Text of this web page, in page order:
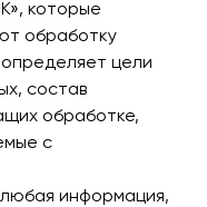
которые
обработку
цели
состав
обработке,
с
информация,